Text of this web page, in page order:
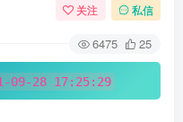
关注 私信
6475 25
09-28 17:25:29